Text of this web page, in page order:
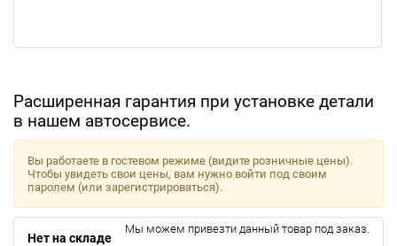
Расширенная гарантия при установке детали
в нашем автосервисе.
Вы работаете в гостевом режиме (видите розничные цены).
Чтобы увидеть свои цены, вам нужно войти под своим
паролем (или зарегистрироваться).
Нет на складе
Мы можем привезти данный товар под заказ.